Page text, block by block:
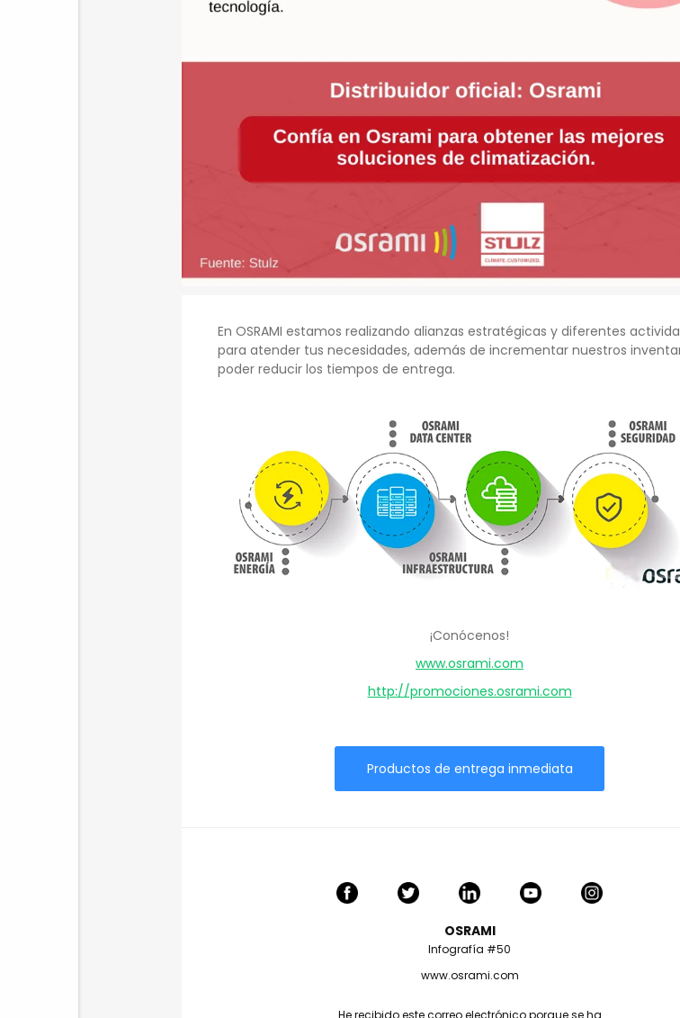
En OSRAMI estamos realizando alianzas estratégicas y diferentes
para atender tus necesidades, además de incrementar nuestros
poder reducir los tiempos de entrega.
¡Conócenos!
www.osrami.com
http://promociones.osrami.com
Productos de entrega inmediata
OSRAMI
Infografía #50
www.osrami.com
He recibido este correo electrónico porque se ha